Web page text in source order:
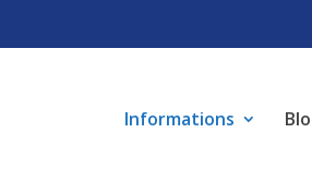
Informations